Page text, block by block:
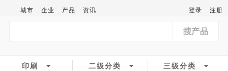
城市 企业 产品 资讯 登录 注册
搜产品
印刷 二级分类 三级分类